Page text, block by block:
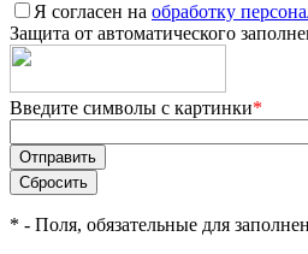
Я согласен на обработку
Защита от автоматического
Введите символы с картинки*
* - Поля, обязательные для